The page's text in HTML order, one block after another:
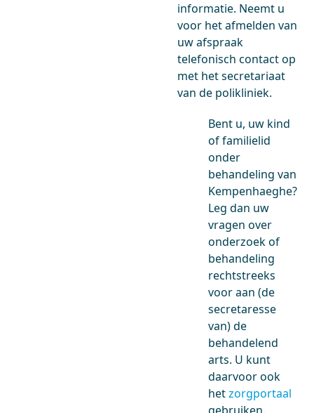
informatie. Neemt u
voor het afmelden van
uw afspraak
telefonisch contact op
met het secretariaat
van de polikliniek.
Bent u, uw kind
of familielid
onder
behandeling van
Kempenhaeghe?
Leg dan uw
vragen over
onderzoek of
behandeling
rechtstreeks
voor aan (de
secretaresse
van) de
behandelend
arts. U kunt
daarvoor ook
hetzorgportaal